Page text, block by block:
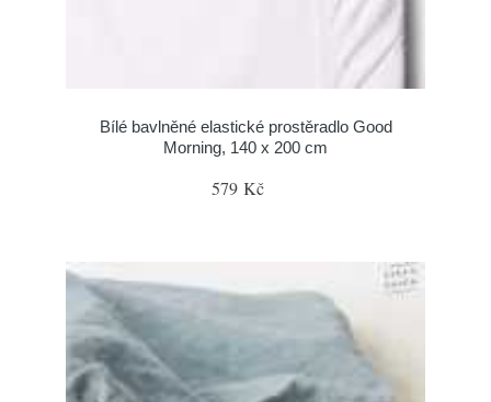
Bílé bavlněné elastické prostěradlo Good
Morning, 140 x 200 cm
579 Kč